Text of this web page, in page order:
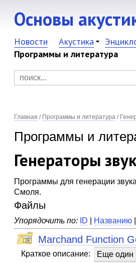
Основы
Новости Акустика
Программы и литература
Главная / Программы и литература /
Программы и
Генераторы
Программы для генерации
Смоля.
Файлы
Упорядочить по: ID Названию
Marchand Function
Краткое описание:
Еще один